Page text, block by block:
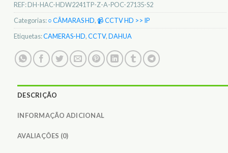
REF:DH-HAC-HDW2241TP-Z-A-POC-27135-S2
Categorias:○ CÂMARAS HD,📹 CCTV HD >> IP
Etiquetas:CAMERAS-HD,CCTV,DAHUA
DESCRIÇÃO
INFORMAÇÃO ADICIONAL
AVALIAÇÕES (0)